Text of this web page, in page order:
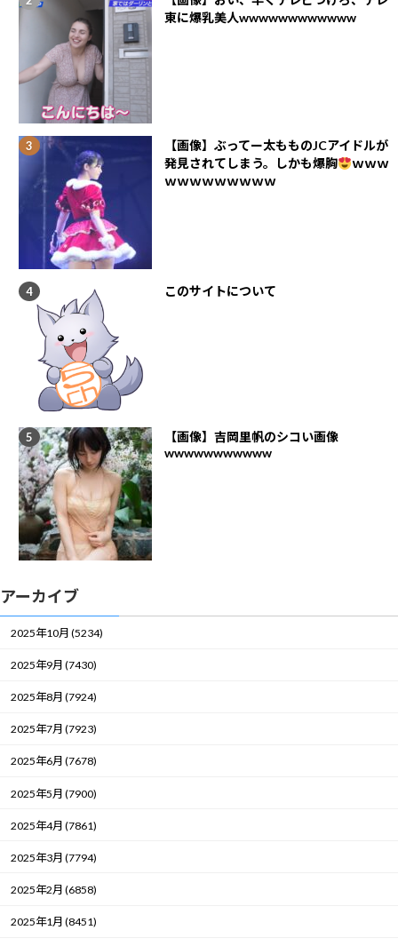
東に爆乳美人wwwwwwwwwwww
【画像】ぶってー太もものJCアイドルが
発見されてしまう。しかも爆胸
ｗｗｗ
ｗｗｗｗｗｗｗｗｗ
このサイトについて
【画像】吉岡里帆のシコい画像
wwwwwwwwwww
アーカイブ
2025年10月 (5234)
2025年9月 (7430)
2025年8月 (7924)
2025年7月 (7923)
2025年6月 (7678)
2025年5月 (7900)
2025年4月 (7861)
2025年3月 (7794)
2025年2月 (6858)
2025年1月 (8451)